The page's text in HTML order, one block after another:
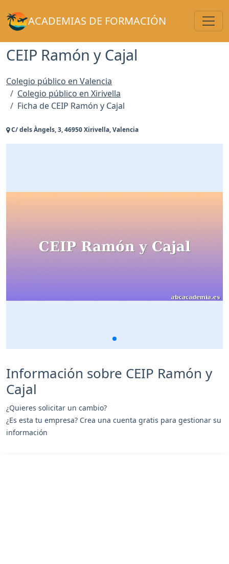
ACADEMIAS DE FORMACIÓN
CEIP Ramón y Cajal
Colegio público en Valencia
Colegio público en Xirivella
Ficha de CEIP Ramón y Cajal
C/ dels Àngels, 3, 46950 Xirivella, Valencia
Información sobre CEIP Ramón y
Cajal
¿Quieres solicitar un cambio?
¿Es esta tu empresa? Crea una cuenta gratis para gestionar su
información